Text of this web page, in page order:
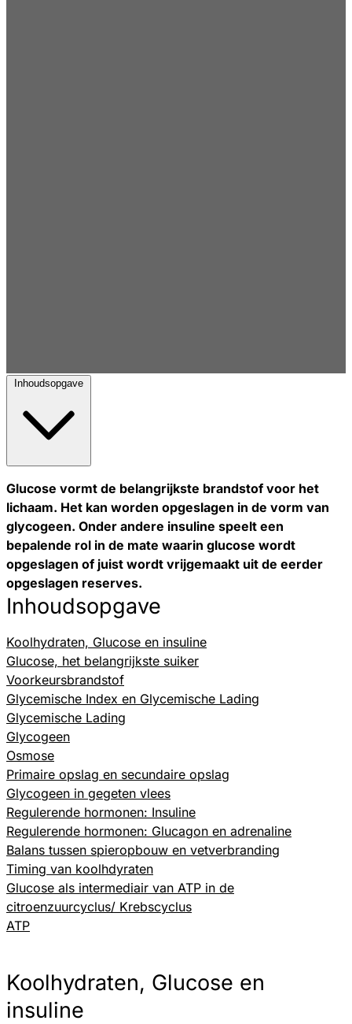
Inhoudsopgave
Glucose vormt de belangrijkste brandstof voor het
lichaam. Het kan worden opgeslagen in de vorm van
glycogeen. Onder andere insuline speelt een
bepalende rol in de mate waarin glucose wordt
opgeslagen of juist wordt vrijgemaakt uit de eerder
opgeslagen reserves.
Inhoudsopgave
Koolhydraten, Glucose en insuline
Glucose, het belangrijkste suiker
Voorkeursbrandstof
Glycemische Index en Glycemische Lading
Glycemische Lading
Glycogeen
Osmose
Primaire opslag en secundaire opslag
Glycogeen in gegeten vlees
Regulerende hormonen: Insuline
Regulerende hormonen: Glucagon en adrenaline
Balans tussen spieropbouw en vetverbranding
Timing van koolhdyraten
Glucose als intermediair van ATP in de
citroenzuurcyclus/ Krebscyclus
ATP
Koolhydraten, Glucose en
insuline